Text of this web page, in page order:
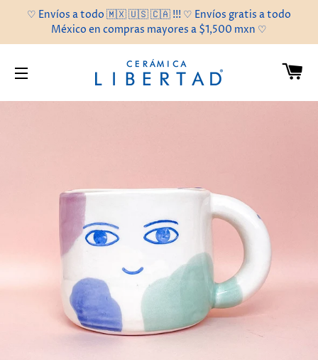
♡ Envíos a todo 🇲🇽 🇺🇸 🇨🇦 !!! ♡ Envíos gratis a todo
México en compras mayores a $1,500 mxn ♡